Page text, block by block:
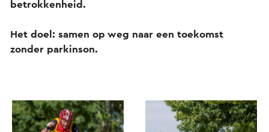
betrokkenheid.
Het doel: samen op weg naar een toekomst
zonder parkinson.